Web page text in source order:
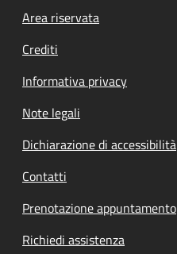
Footer menu
Area riservata
Crediti
Informativa privacy
Note legali
Dichiarazione di accessibilità
Contatti
Prenotazione appuntamento
Richiedi assistenza